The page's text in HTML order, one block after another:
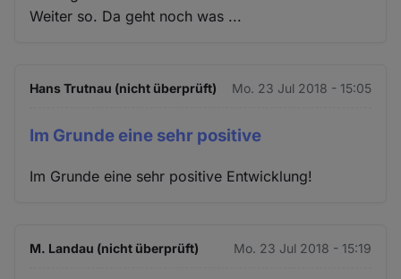
Weiter so. Da geht noch was ...
Hans Trutnau (nicht überprüft) Mo. 23 Jul 2018 - 15:05
Im Grunde eine sehr positive
Im Grunde eine sehr positive Entwicklung!
M. Landau (nicht überprüft) Mo. 23 Jul 2018 - 15:19